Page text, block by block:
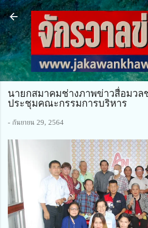
ข้ามไปที่เนื้อหาหลัก
นายกสมาคมช่างภาพข่าวสื่อมวล
ประชุมคณะกรรมการบริหาร
- กันยายน 29, 2564